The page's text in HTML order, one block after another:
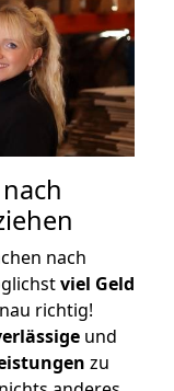
nach
viel Geld
richtig!
und
zu